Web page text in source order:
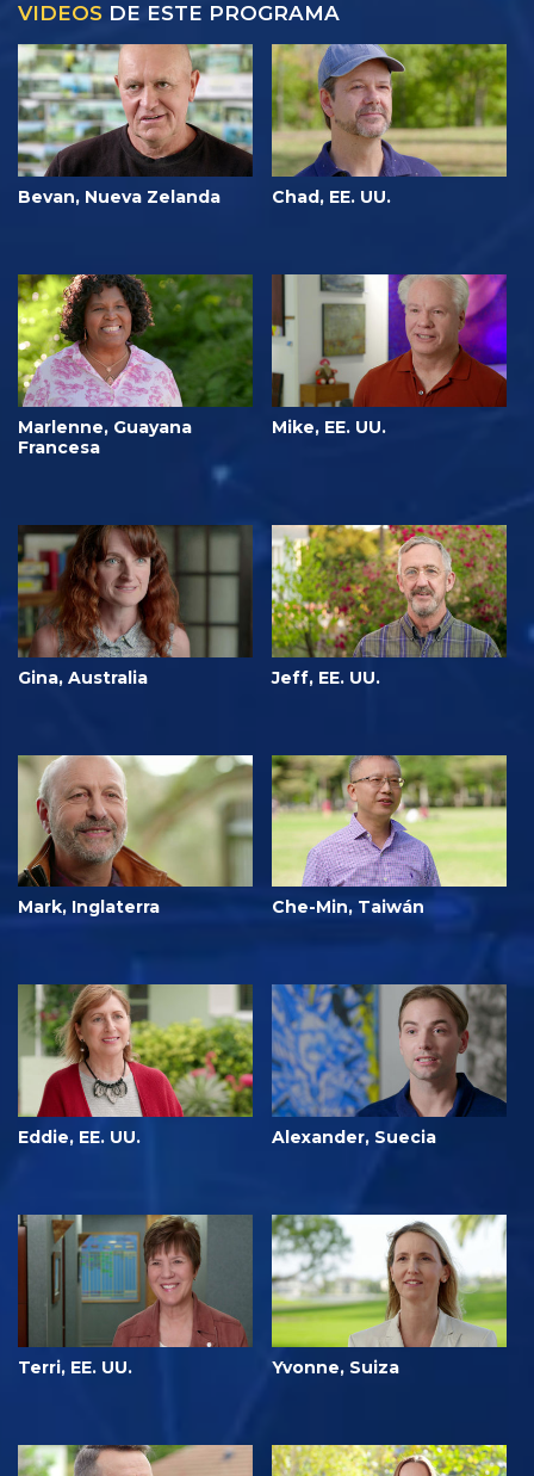
VIDEOS DE ESTE PROGRAMA
Bevan, Nueva Zelanda Chad, EE. UU.
Marlenne, Guayana
Francesa
Mike, EE. UU.
Gina, Australia Jeff, EE. UU.
Mark, Inglaterra Che-Min, Taiwán
Eddie, EE. UU. Alexander, Suecia
Terri, EE. UU. Yvonne, Suiza